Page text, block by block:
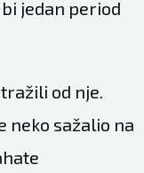
jedan period
od nje.
neko sažalio na